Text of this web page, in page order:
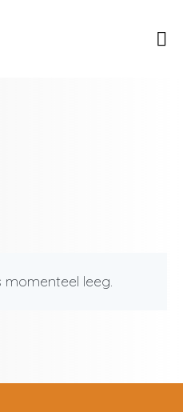
momenteel leeg.